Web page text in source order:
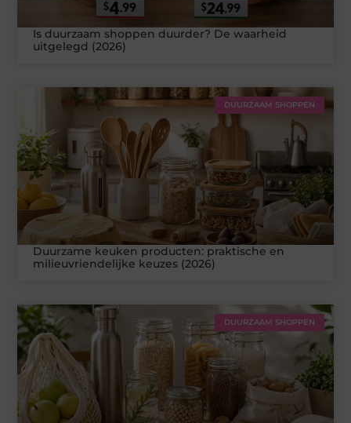
Is duurzaam shoppen duurder? De waarheid
uitgelegd (2026)
DUURZAAM SHOPPEN
Duurzame keuken producten: praktische en
milieuvriendelijke keuzes (2026)
DUURZAAM SHOPPEN